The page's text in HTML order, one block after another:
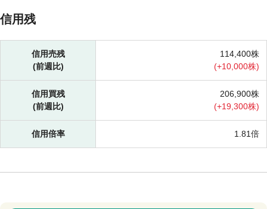
信用残
信用売残
(前週比)
114,400株
(+10,000株)
信用買残
(前週比)
206,900株
(+19,300株)
信用倍率 1.81倍